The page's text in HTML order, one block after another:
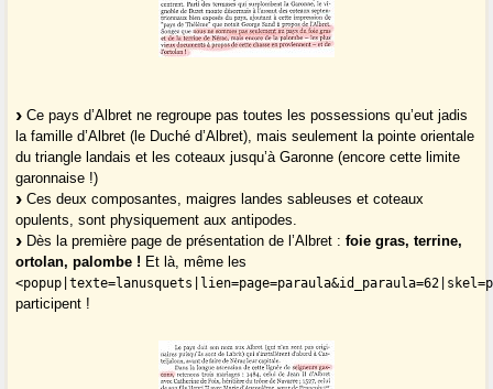
Ce pays d’Albret ne regroupe pas toutes les possessions qu’eut jadis
la famille d’Albret (le Duché d’Albret), mais seulement la pointe orientale
du triangle landais et les coteaux jusqu’à Garonne (encore cette limite
garonnaise !)
Ces deux composantes, maigres landes sableuses et coteaux
opulents, sont physiquement aux antipodes.
Dès la première page de présentation de l’Albret :foie gras, terrine,
ortolan, palombe ! Et là, même les
participent !